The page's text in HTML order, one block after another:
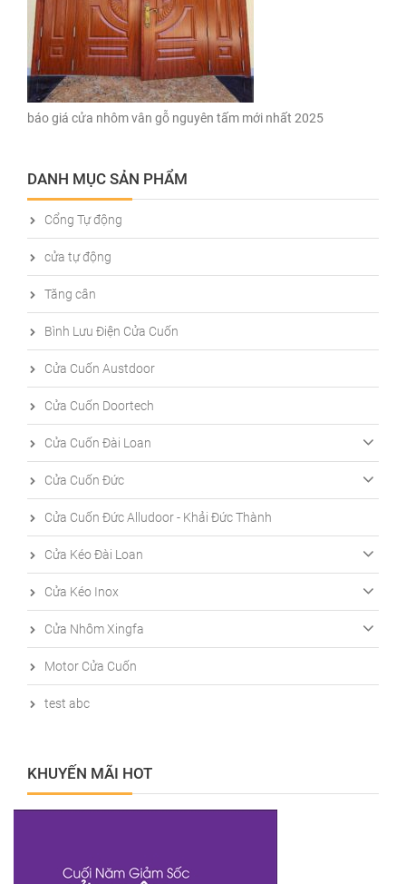
báo giá cửa nhôm vân gỗ nguyên tấm mới nhất 2025
DANH MỤC SẢN PHẨM
Cổng Tự động
cửa tự động
Tăng cân
Bình Lưu Điện Cửa Cuốn
Cửa Cuốn Austdoor
Cửa Cuốn Doortech
Cửa Cuốn Đài Loan
Cửa Cuốn Đức
Cửa Cuốn Đức Alludoor - Khải Đức Thành
Cửa Kéo Đài Loan
Cửa Kéo Inox
Cửa Nhôm Xingfa
Motor Cửa Cuốn
test abc
KHUYẾN MÃI HOT